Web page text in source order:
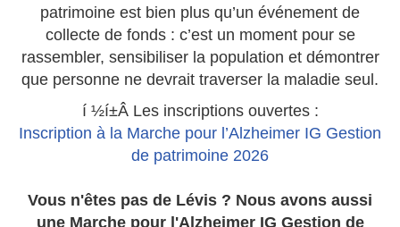
patrimoine est bien plus qu’un événement de
collecte de fonds : c’est un moment pour se
rassembler, sensibiliser la population et démontrer
que personne ne devrait traverser la maladie seul.
í ½í±Â Les inscriptions ouvertes :
Inscription à la Marche pour l’Alzheimer IG Gestion
de patrimoine 2026
Vous n'êtes pas de Lévis ? Nous avons aussi
une Marche pour l'Alzheimer IG Gestion de